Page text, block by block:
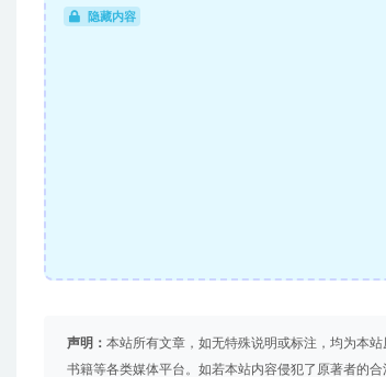
隐藏内容
声明： 本站所有文章，如无特殊说明或标注，均为本
书籍等各类媒体平台。如若本站内容侵犯了原著者的合